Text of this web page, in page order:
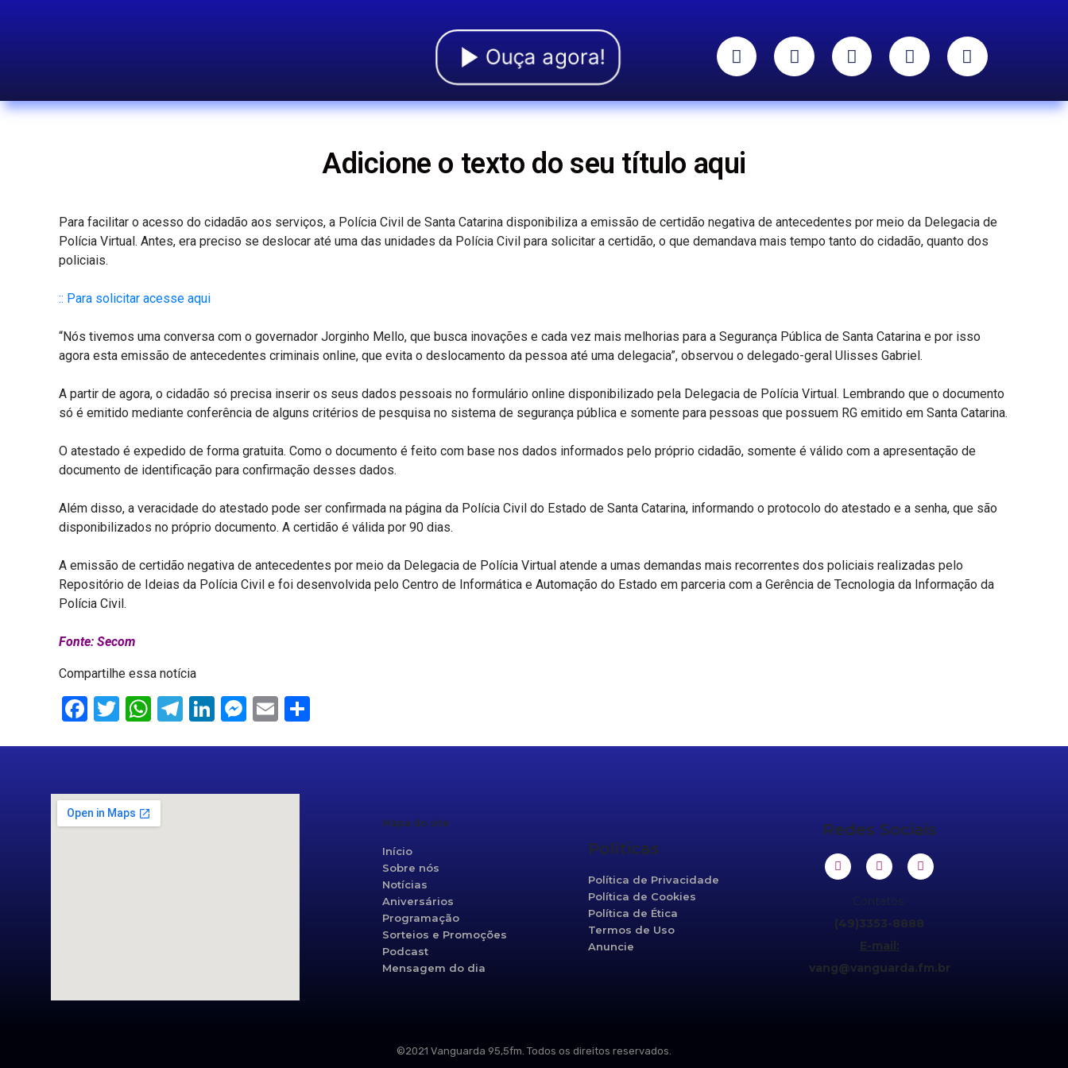
Ouça agora!
Adicione o texto do seu título aqui
Para facilitar o acesso do cidadão aos serviços, a Polícia Civil de Santa Catarina disponibiliza a emissão de certidão negativa de antecedentes por meio da Delegacia de
Polícia Virtual. Antes, era preciso se deslocar até uma das unidades da Polícia Civil para solicitar a certidão, o que demandava mais tempo tanto do cidadão, quanto dos
policiais.
:: Para solicitar acesse aqui
“Nós tivemos uma conversa com o governador Jorginho Mello, que busca inovações e cada vez mais melhorias para a Segurança Pública de Santa Catarina e por isso
agora esta emissão de antecedentes criminais online, que evita o deslocamento da pessoa até uma delegacia”, observou o delegado-geral Ulisses Gabriel.
A partir de agora, o cidadão só precisa inserir os seus dados pessoais no formulário online disponibilizado pela Delegacia de Polícia Virtual. Lembrando que o documento
só é emitido mediante conferência de alguns critérios de pesquisa no sistema de segurança pública e somente para pessoas que possuem RG emitido em Santa Catarina.
O atestado é expedido de forma gratuita. Como o documento é feito com base nos dados informados pelo próprio cidadão, somente é válido com a apresentação de
documento de identificação para confirmação desses dados.
Além disso, a veracidade do atestado pode ser confirmada na página da Polícia Civil do Estado de Santa Catarina, informando o protocolo do atestado e a senha, que são
disponibilizados no próprio documento. A certidão é válida por 90 dias.
A emissão de certidão negativa de antecedentes por meio da Delegacia de Polícia Virtual atende a umas demandas mais recorrentes dos policiais realizadas pelo
Repositório de Ideias da Polícia Civil e foi desenvolvida pelo Centro de Informática e Automação do Estado em parceria com a Gerência de Tecnologia da Informação da
Polícia Civil.
Fonte: Secom
Compartilhe essa notícia
Facebook
Twitter
WhatsApp
Telegram
LinkedIn
Messenger
Email
Mapa do site
Início
Sobre nós
Notícias
Aniversários
Programação
Sorteios e Promoções
Podcast
Mensagem do dia
Políticas
Política de Privacidade
Política de Cookies
Política de Ética
Termos de Uso
Anuncie
Redes Sociais
Contatos:
(49)3353-8888
E-mail:
vang@vanguarda.fm.br
©2021 Vanguarda 95,5fm. Todos os direitos reservados.